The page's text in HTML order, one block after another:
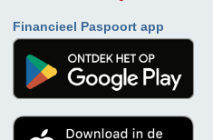
Financieel Paspoort app